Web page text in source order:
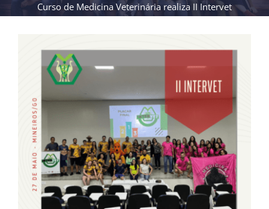
Curso de Medicina Veterinária realiza II Intervet
Larger
Image